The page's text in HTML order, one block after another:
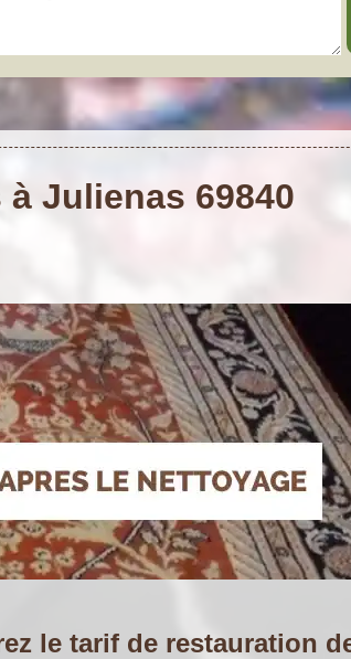
Julienas 69840
le tarif de restauration